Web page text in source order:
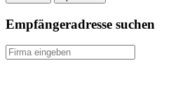
Empfängeradresse suchen